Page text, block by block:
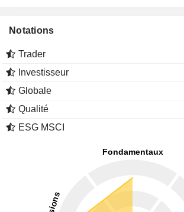
Notations
Trader
Investisseur
Globale
Qualité
ESG MSCI